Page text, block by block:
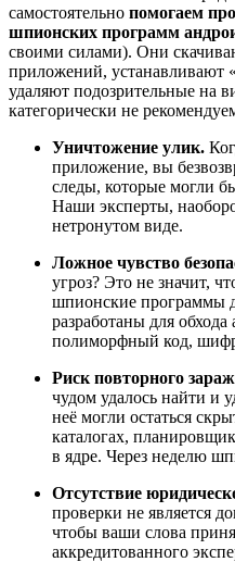
самостоятельно помогаем
шпионских программ
своими силами). Они
приложений, устанавливают
удаляют подозрительные на
категорически не
Уничтожение улик.
приложение, вы
следы, которые могли
Наши эксперты,
нетронутом виде.
Ложное чувство
угроз? Это не значит,
шпионские программы
разработаны для
полиморфный код,
Риск повторного
чудом удалось найти и
неё могли остаться
каталогах,
в ядре. Через неделю
Отсутствие
проверки не является
чтобы ваши слова
аккредитованного